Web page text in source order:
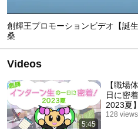
創輝王プロモーションビデオ【誕
桑
Videos
5:45
【職場
日に密
2023夏】
128 views